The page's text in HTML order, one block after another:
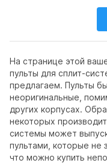
На странице этой
пульты для сплит-
предлагаем. Пульты
неоригинальные,
других корпусах.
некоторых
системы может
пультами, которые не
что можно купить